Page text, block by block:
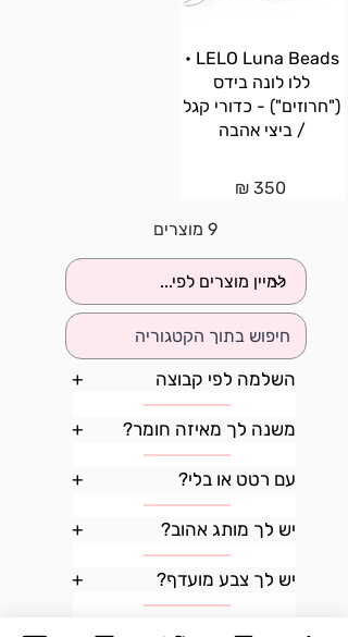
LELO Luna Beads •
ללו לונה בידס
("חרוזים") - כדורי קגל
/ ביצי אהבה
350 ₪
9 מוצרים
+ השלמה לפי קבוצה
+ משנה לך מאיזה חומר?
+ עם רטט או בלי?
+ יש לך מותג אהוב?
+ יש לך צבע מועדף?
איך הצעצוע יופעל?